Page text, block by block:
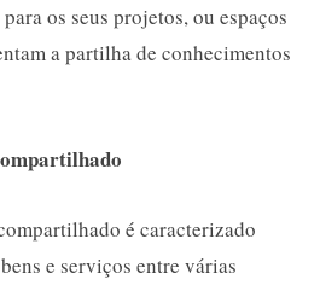
os seus projetos, ou espaços
a partilha de conhecimentos
é caracterizado
e serviços entre várias